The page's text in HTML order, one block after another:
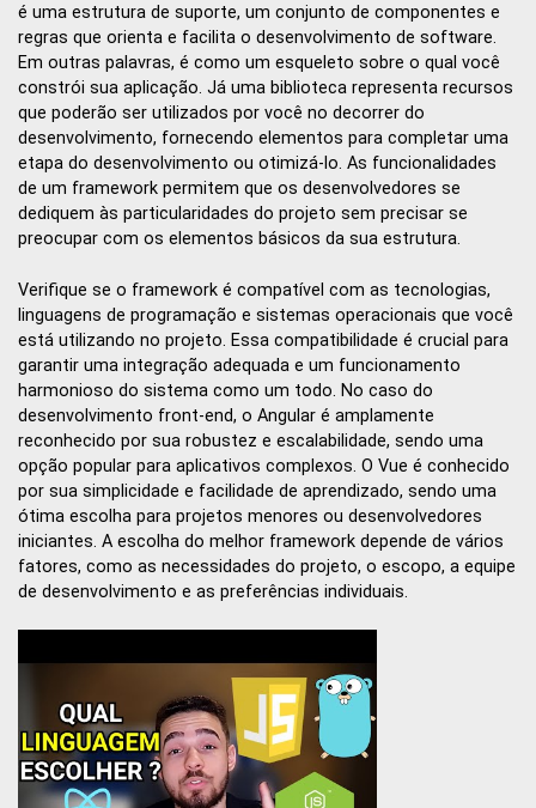
é uma estrutura de suporte, um conjunto de componentes e
regras que orienta e facilita o desenvolvimento de software.
Em outras palavras, é como um esqueleto sobre o qual você
constrói sua aplicação. Já uma biblioteca representa recursos
que poderão ser utilizados por você no decorrer do
desenvolvimento, fornecendo elementos para completar uma
etapa do desenvolvimento ou otimizá-lo. As funcionalidades
de um framework permitem que os desenvolvedores se
dediquem às particularidades do projeto sem precisar se
preocupar com os elementos básicos da sua estrutura.
Verifique se o framework é compatível com as tecnologias,
linguagens de programação e sistemas operacionais que você
está utilizando no projeto. Essa compatibilidade é crucial para
garantir uma integração adequada e um funcionamento
harmonioso do sistema como um todo. No caso do
desenvolvimento front-end, o Angular é amplamente
reconhecido por sua robustez e escalabilidade, sendo uma
opção popular para aplicativos complexos. O Vue é conhecido
por sua simplicidade e facilidade de aprendizado, sendo uma
ótima escolha para projetos menores ou desenvolvedores
iniciantes. A escolha do melhor framework depende de vários
fatores, como as necessidades do projeto, o escopo, a equipe
de desenvolvimento e as preferências individuais.